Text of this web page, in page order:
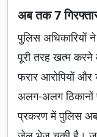
अब तक 7
पुलिस अधिकारियों
पूरी तरह खत्म करने
फरार आरोपियों और
अलग-अलग ठिकानों
प्रकरण में पुलिस